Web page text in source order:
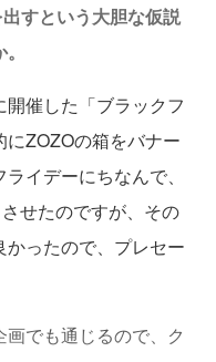
すという大胆な仮説
催した「ブラックフ
ZOZOの箱をバナー
イデーにちなんで、
せたのですが、その
ったので、プレセー
でも通じるので、ク